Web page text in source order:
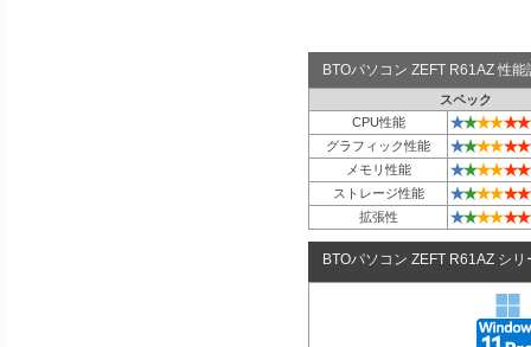
BTOパソコン ZEFT R61AZ 性
スペック
CPU性能
★★★★★★
グラフィック性能 ★★★★★★
メモリ性能 ★★★★★★
ストレージ性能 ★★★★★★
拡張性 ★★★★★★
BTOパソコン ZEFT R61AZ シリ